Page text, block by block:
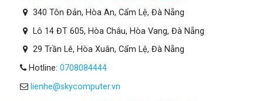
340 Tôn Đản, Hòa An, Cẩm Lệ, Đà Nẵng
Lô 14 ĐT 605, Hòa Châu, Hòa Vang, Đà Nẵng
29 Trần Lê, Hòa Xuân, Cẩm Lệ, Đà Nẵng
Hotline: 0708084444
lienhe@skycomputer.vn